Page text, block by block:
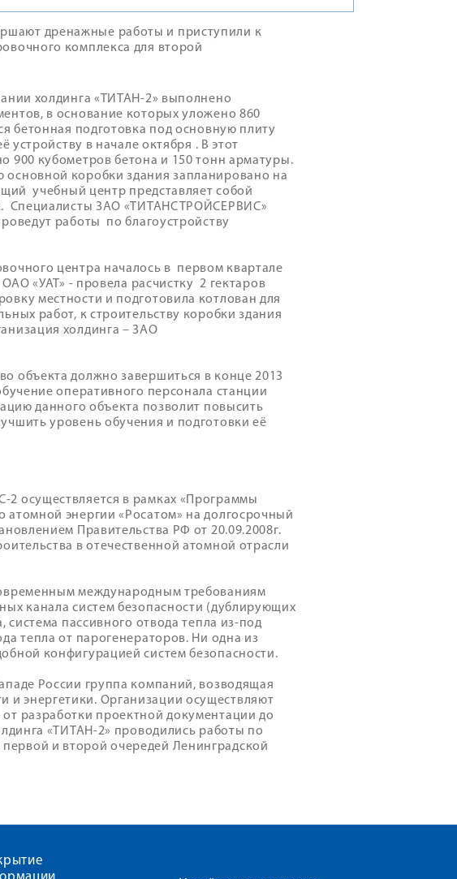
дренажные работы и приступили к
комплекса для второй
холдинга «ТИТАН-2» выполнено
в основание которых уложено 860
бетонная подготовка под основную плиту
в начале октября . В этот
900 кубометров бетона и 150 тонн арматуры.
коробки здания запланировано на
учебный центр представляет собой
Специалисты ЗАО «ТИТАНСТРОЙСЕРВИС»
работы по благоустройству
центра началось в первом квартале
«УАТ» - провела расчистку 2 гектаров
местности и подготовила котлован для
работ, к строительству коробки здания
холдинга – ЗАО
объекта должно завершиться в конце 2013
оперативного персонала станции
данного объекта позволит повысить
уровень обучения и подготовки её
осуществляется в рамках «Программы
атомной энергии «Росатом» на долгосрочный
Правительства РФ от 20.09.2008г.
в отечественной атомной отрасли
международным требованиям
канала систем безопасности (дублирующих
система пассивного отвода тепла из-под
тепла от парогенераторов. Ни одна из
конфигурацией систем безопасности.
России группа компаний, возводящая
энергетики. Организации осуществляют
разработки проектной документации до
«ТИТАН-2» проводились работы по
и второй очередей Ленинградской